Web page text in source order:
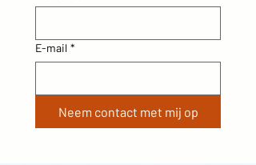
E-mail *
Neem contact met mij op